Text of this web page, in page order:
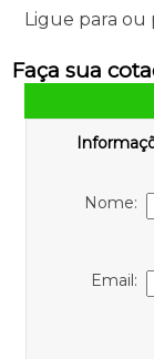
Ligue para ou
Faça sua
Nome:
Email: